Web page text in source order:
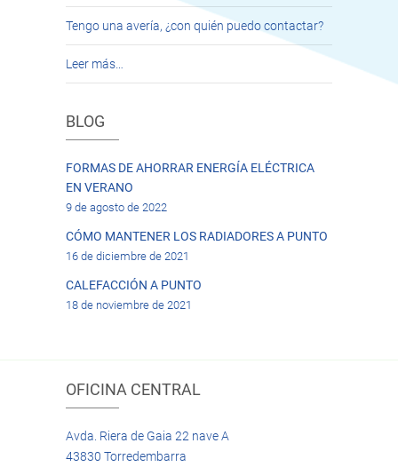
Tengo una avería, ¿con quién puedo contactar?
Leer más…
BLOG
FORMAS DE AHORRAR ENERGÍA ELÉCTRICA
EN VERANO
9 de agosto de 2022
CÓMO MANTENER LOS RADIADORES A PUNTO
16 de diciembre de 2021
CALEFACCIÓN A PUNTO
18 de noviembre de 2021
OFICINA CENTRAL
Avda. Riera de Gaia 22 nave A
43830 Torredembarra